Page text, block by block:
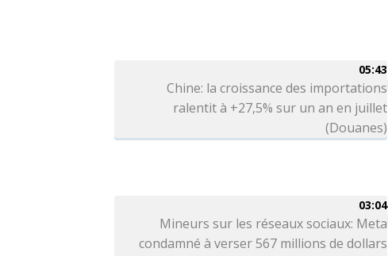
05:43
Chine: la croissance des importations
ralentit à +27,5% sur un an en juillet
(Douanes)
03:04
Mineurs sur les réseaux sociaux: Meta
condamné à verser 567 millions de dollars